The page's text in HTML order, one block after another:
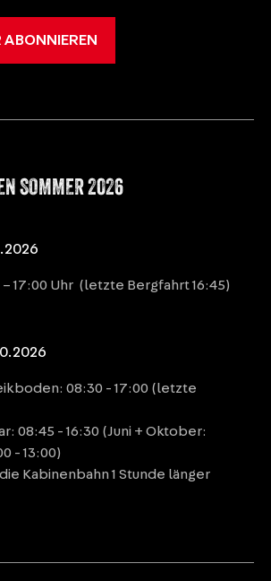
ABONNIEREN
SOMMER 2026
17:00 Uhr (letzte Bergfahrt 16:45)
08:30 - 17:00 (letzte
08:45 - 16:30 (Juni + Oktober:
- 13:00)
Kabinenbahn 1 Stunde länger